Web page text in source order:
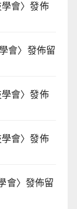
會〉發佈
會〉發佈留
會〉發佈
會〉發佈
會〉發佈留